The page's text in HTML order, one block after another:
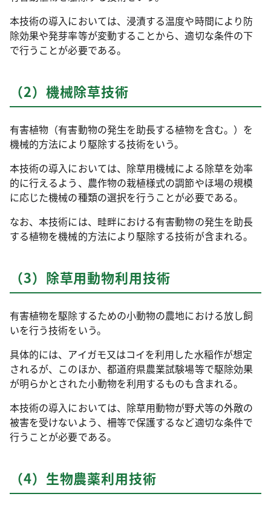
本技術の導入においては、浸漬する温度や時間により防
除効果や発芽率等が変動することから、適切な条件の下
で行うことが必要である。
（2）機械除草技術
有害植物（有害動物の発生を助長する植物を含む。）を
機械的方法により駆除する技術をいう。
本技術の導入においては、除草用機械による除草を効率
的に行えるよう、農作物の栽植様式の調節やほ場の規模
に応じた機械の種類の選択を行うことが必要である。
なお、本技術には、畦畔における有害動物の発生を助長
する植物を機械的方法により駆除する技術が含まれる。
（3）除草用動物利用技術
有害植物を駆除するための小動物の農地における放し飼
いを行う技術をいう。
具体的には、アイガモ又はコイを利用した水稲作が想定
されるが、このほか、都道府県農業試験場等で駆除効果
が明らかとされた小動物を利用するものも含まれる。
本技術の導入においては、除草用動物が野犬等の外敵の
被害を受けないよう、柵等で保護するなど適切な条件で
行うことが必要である。
（4）生物農薬利用技術